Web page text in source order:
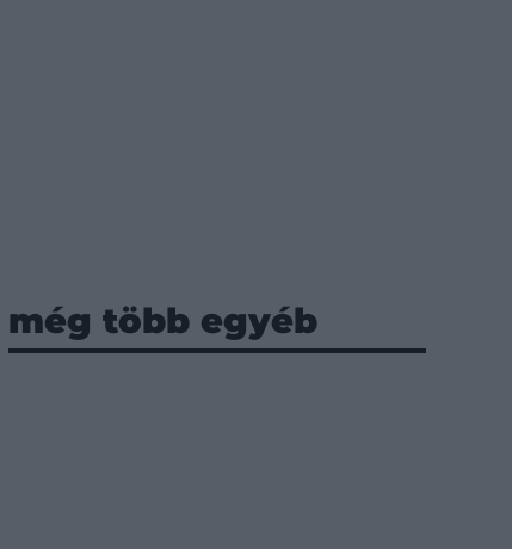
még több egyéb